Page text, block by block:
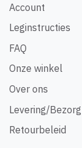
Account
Leginstructies
FAQ
Onze winkel
Over ons
Levering/
Retourbeleid